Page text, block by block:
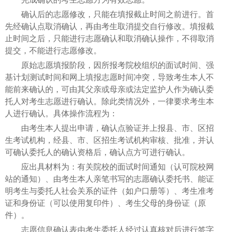
确认后的志愿修改，只能在填报截止时间之前进行。首
先经确认点取消确认，再由考生取消提交自行修改。填报截
止时间之后，只能进行志愿确认和取消确认操作，不得取消
提交，不能进行志愿修改。
原始志愿填报阶段，因所报考院校组织的面试时间、强
基计划测试时间和网上填报志愿时间冲突，导致考生本人不
能前来确认的，可由其父亲或母亲或法定监护人作为确认委
托人对考生志愿进行确认。除此类情况外，一律要求考生本
人进行确认。具体操作流程为：
由考生本人提出申请，确认点验证并上报县、市、区招
生考试机构，经县、市、区招生考试机构审核、批准，并认
可确认委托人的确认资格后，确认点方可进行确认。
应出具材料为：有关院校的面试时间通知（认可院校网
站的通知）、由考生本人亲笔书写的志愿确认委托书、能证
明考生与委托人社会关系的证件（如户口册等）、考生准考
证和身份证（可以使用复印件）、考生父母的身份证（原
件）。
志愿信息确认表由考生委托人经过认真核对后进行签字